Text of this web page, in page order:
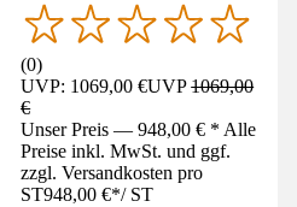
(0)
UVP: 1069,00 €UVP1069,00
€
Unser Preis — 948,00 € * Alle
Preise inkl. MwSt. und ggf.
zzgl. Versandkosten pro
ST948,00 €*/ ST